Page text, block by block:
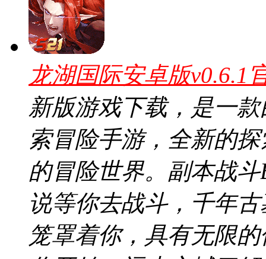
龙湖国际安卓版v0.6.1
新版游戏下载，是一
索冒险手游，全新的
的冒险世界。副本战
说等你去战斗，千年
笼罩着你，具有无限